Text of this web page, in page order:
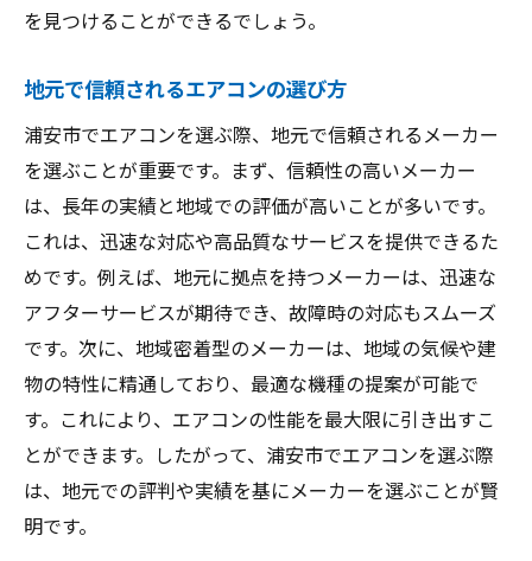
浦安市で人気のエアコンの特徴とは
住環境に適したエアコンの選定方法
エアコンによる健康生活を考える
浦安市でのエアコン選びの最新情報
浦安市でエアコンを購入する際の注意点
エアコン購入前に確認すべき重要ポイント
浦安市のエアコン市場の現状と動向
エアコンの設置費用を考慮した選び方
安全で快適なエアコン使用法のアドバイス
エアコンの選び方で避けるべき落とし穴
浦安市でのエアコン購入の流れを紹介
浦安市で選ぶべきエアコンメーカーの特徴
を見つけることができるでしょう。
地元で信頼されるエアコンの選び方
浦安市でエアコンを選ぶ際、地元で信頼されるメーカー
を選ぶことが重要です。まず、信頼性の高いメーカー
は、長年の実績と地域での評価が高いことが多いです。
これは、迅速な対応や高品質なサービスを提供できるた
めです。例えば、地元に拠点を持つメーカーは、迅速な
アフターサービスが期待でき、故障時の対応もスムーズ
です。次に、地域密着型のメーカーは、地域の気候や建
物の特性に精通しており、最適な機種の提案が可能で
す。これにより、エアコンの性能を最大限に引き出すこ
とができます。したがって、浦安市でエアコンを選ぶ際
は、地元での評判や実績を基にメーカーを選ぶことが賢
明です。